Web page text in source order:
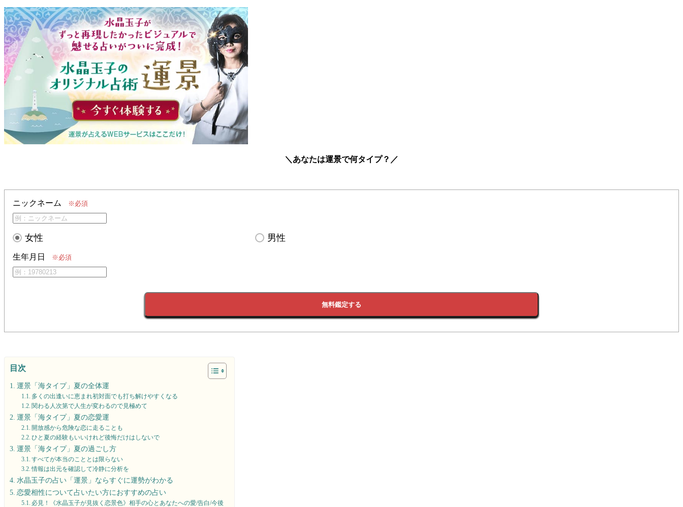
＼あなたは運景で何タイプ？／
ニックネーム ※必須
女性 男性
生年月日 ※必須
無料鑑定する
目次
運景「海タイプ」夏の全体運
多くの出逢いに恵まれ初対面でも打ち解けやすくなる
関わる人次第で人生が変わるので見極めて
運景「海タイプ」夏の恋愛運
開放感から危険な恋に走ることも
ひと夏の経験もいいけれど後悔だけはしないで
運景「海タイプ」夏の過ごし方
すべてが本当のこととは限らない
情報は出元を確認して冷静に分析を
水晶玉子の占い「運景」ならすぐに運勢がわかる
恋愛相性について占いたい方におすすめの占い
必見！《水晶玉子が見抜く恋景色》相手の心とあなたへの愛/告白/今後